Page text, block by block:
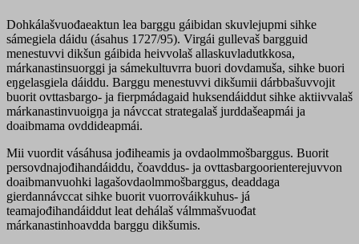
Dohkálašvuođaeaktun lea barggu gáibidan skuvlejupmi sihke
sámegiela dáidu (ásahus 1727/95). Virgái gullevaš bargguid
menestuvvi dikšun gáibida heivvolaš allaskuvladutkkosa,
márkanastinsuorggi ja sámekultuvrra buori dovdamuša, sihke buori
eŋgelasgiela dáiddu. Barggu menestuvvi dikšumii dárbbašuvvojit
buorit ovttasbargo- ja fierpmádagaid huksendáiddut sihke aktiivvalaš
márkanastinvuoigŋa ja návccat strategalaš jurddašeapmái ja
doaibmama ovddideapmái.
Mii vuordit vásáhusa jođiheamis ja ovdaolmmošbarggus. Buorit
persovdnajođihandáiddu, čoavddus- ja ovttasbargoorienterejuvvon
doaibmanvuohki lagašovdaolmmošbarggus, deaddaga
gierdannávccat sihke buorit vuorrováikkuhus- já
teamajođihandáiddut leat dehálaš válmmašvuođat
márkanastinhoavdda barggu dikšumis.